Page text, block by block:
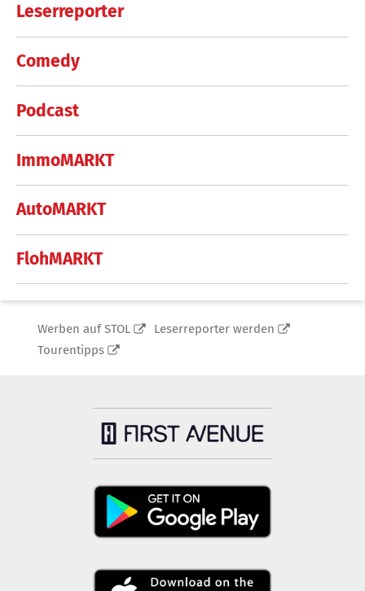
Leserreporter
Comedy
Podcast
ImmoMARKT
AutoMARKT
FlohMARKT
Werben auf STOL
Leserreporter werden
Tourentipps